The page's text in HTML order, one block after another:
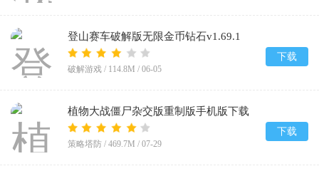
登山赛车破解版无限金币钻石v1.69.1
破解游戏 / 114.8M / 06-05
下载
植物大战僵尸杂交版重制版手机版下载
v0.25.5
策略塔防 / 469.7M / 07-29
下载